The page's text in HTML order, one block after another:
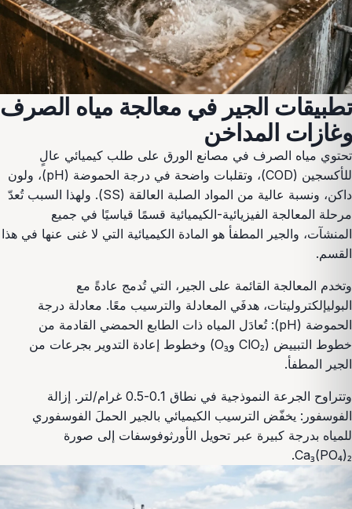
تطبيقات الجير في معالجة مياه الصرف
وغازات المداخن
تحتوي مياه الصرف في مصانع الورق على طلب كيميائي عالٍ
للأكسجين (COD)، وتقلبات واضحة في درجة الحموضة (pH)، ولون
داكن، ونسبة عالية من المواد الصلبة العالقة (SS). ولهذا السبب تُعدّ
مرحلة المعالجة الفيزيائية-الكيميائية قسمًا قياسيًا في جميع
المنشآت، والجير المطفأ هو المادة الكيميائية التي لا غنى عنها في هذا
القسم.
وتخدم المعالجة القائمة على الجير، التي تُدمج عادةً مع
البوليإلكتروليتات، هدفَي المعادلة والترسيب معًا. معادلة درجة
الحموضة (pH): تُعادَل المياه ذات الطابع الحمضي القادمة من
خطوط التبييض (ClO₂ وO₃) وخطوط إعادة التدوير بجرعات من
الجير المطفأ.
وتتراوح الجرعة النموذجية في نطاق 0.1-0.5 غرام/لتر. إزالة
الفوسفور: يخفّض الترسيب الكيميائي بالجير الحملَ الفوسفوري
للمياه بدرجة كبيرة عبر تحويل الأورثوفوسفات إلى صورة
Ca₃(PO₄)₂.